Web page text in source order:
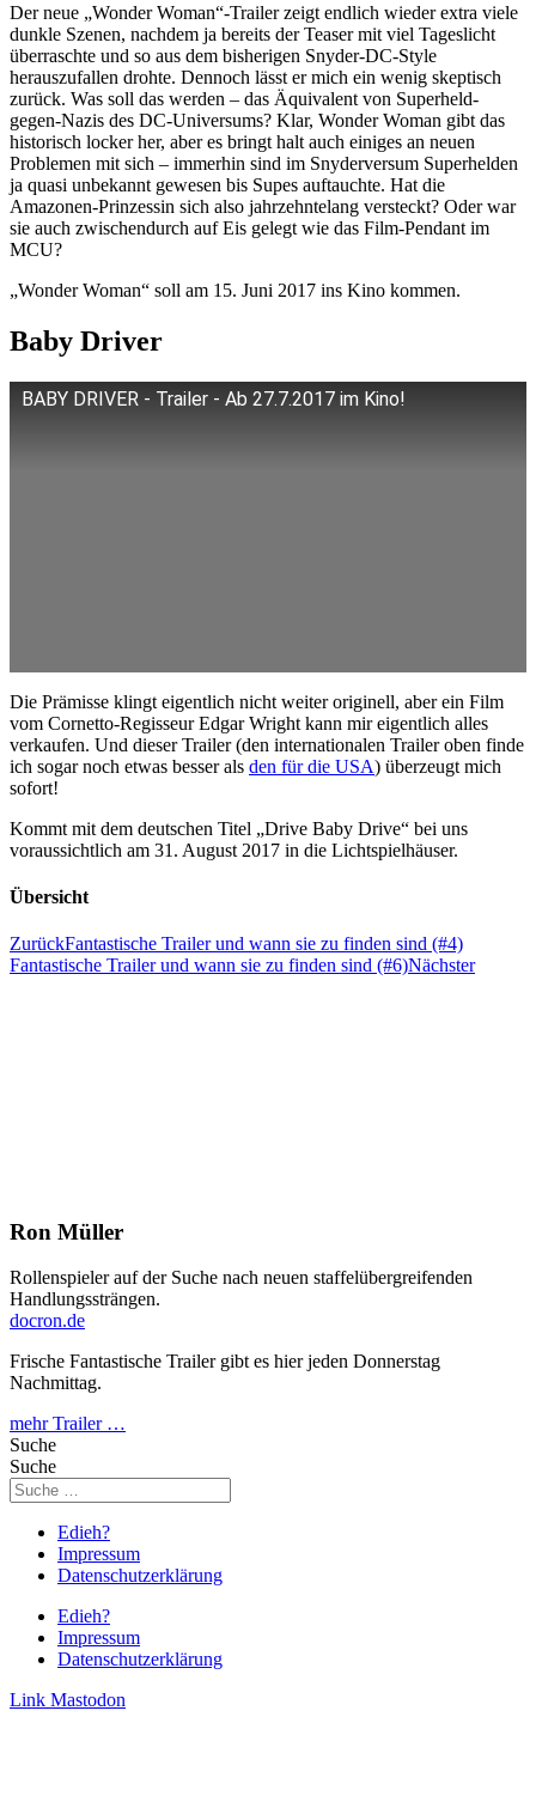
Der neue „Wonder Woman“-Trailer zeigt endlich wieder extra viele
dunkle Szenen, nachdem ja bereits der Teaser mit viel Tageslicht
überraschte und so aus dem bisherigen Snyder-DC-Style
herauszufallen drohte. Dennoch lässt er mich ein wenig skeptisch
zurück. Was soll das werden – das Äquivalent von Superheld-
gegen-Nazis des DC-Universums? Klar, Wonder Woman gibt das
historisch locker her, aber es bringt halt auch einiges an neuen
Problemen mit sich – immerhin sind im Snyderversum Superhelden
ja quasi unbekannt gewesen bis Supes auftauchte. Hat die
Amazonen-Prinzessin sich also jahrzehntelang versteckt? Oder war
sie auch zwischendurch auf Eis gelegt wie das Film-Pendant im
MCU?
„Wonder Woman“ soll am 15. Juni 2017 ins Kino kommen.
Baby Driver
BABY DRIVER - Trailer - Ab 27.7.2017 im Kino!
Die Prämisse klingt eigentlich nicht weiter originell, aber ein Film
vom Cornetto-Regisseur Edgar Wright kann mir eigentlich alles
verkaufen. Und dieser Trailer (den internationalen Trailer oben finde
ich sogar noch etwas besser als den für die USA) überzeugt mich
sofort!
Kommt mit dem deutschen Titel „Drive Baby Drive“ bei uns
voraussichtlich am 31. August 2017 in die Lichtspielhäuser.
Übersicht
ZurückFantastische Trailer und wann sie zu finden sind (#4)
Fantastische Trailer und wann sie zu finden sind (#6)Nächster
Ron Müller
Rollenspieler auf der Suche nach neuen staffelübergreifenden
Handlungssträngen.
docron.de
Frische Fantastische Trailer gibt es hier jeden Donnerstag
Nachmittag.
mehr Trailer …
Suche
Suche
Edieh?
Impressum
Datenschutzerklärung
Edieh?
Impressum
Datenschutzerklärung
Link Mastodon